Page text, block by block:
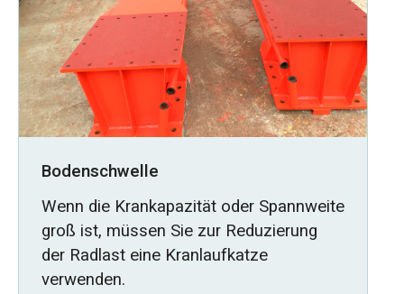
Bodenschwelle
Wenn die Krankapazität oder Spannweite
groß ist, müssen Sie zur Reduzierung
der Radlast eine Kranlaufkatze
verwenden.